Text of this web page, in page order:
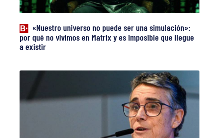
«Nuestro universo no puede ser una simulación»:
por qué no vivimos en Matrix y es imposible que llegue
a existir